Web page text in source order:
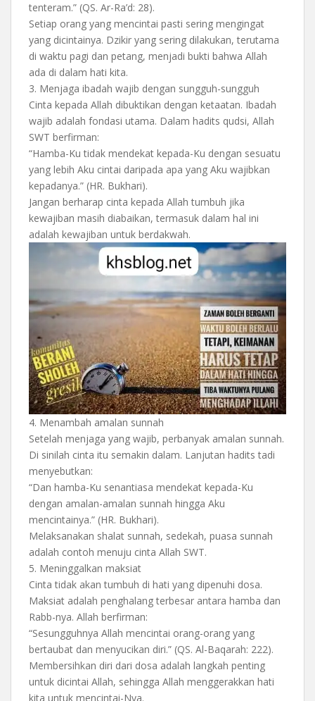
tenteram.” (QS. Ar-Ra’d: 28).
Setiap orang yang mencintai pasti sering mengingat
yang dicintainya. Dzikir yang sering dilakukan, terutama
di waktu pagi dan petang, menjadi bukti bahwa Allah
ada di dalam hati kita.
3.⁠ ⁠Menjaga ibadah wajib dengan sungguh-sungguh
Cinta kepada Allah dibuktikan dengan ketaatan. Ibadah
wajib adalah fondasi utama. Dalam hadits qudsi, Allah
SWT berfirman:
“Hamba-Ku tidak mendekat kepada-Ku dengan sesuatu
yang lebih Aku cintai daripada apa yang Aku wajibkan
kepadanya.” (HR. Bukhari).
Jangan berharap cinta kepada Allah tumbuh jika
kewajiban masih diabaikan, termasuk dalam hal ini
adalah kewajiban untuk berdakwah.
4.⁠ ⁠Menambah amalan sunnah
Setelah menjaga yang wajib, perbanyak amalan sunnah.
Di sinilah cinta itu semakin dalam. Lanjutan hadits tadi
menyebutkan:
“Dan hamba-Ku senantiasa mendekat kepada-Ku
dengan amalan-amalan sunnah hingga Aku
mencintainya.” (HR. Bukhari).
Melaksanakan shalat sunnah, sedekah, puasa sunnah
adalah contoh menuju cinta Allah SWT.
5.⁠ ⁠Meninggalkan maksiat
Cinta tidak akan tumbuh di hati yang dipenuhi dosa.
Maksiat adalah penghalang terbesar antara hamba dan
Rabb-nya. Allah berfirman:
“Sesungguhnya Allah mencintai orang-orang yang
bertaubat dan menyucikan diri.” (QS. Al-Baqarah: 222).
Membersihkan diri dari dosa adalah langkah penting
untuk dicintai Allah, sehingga Allah menggerakkan hati
kita untuk mencintai-Nya.